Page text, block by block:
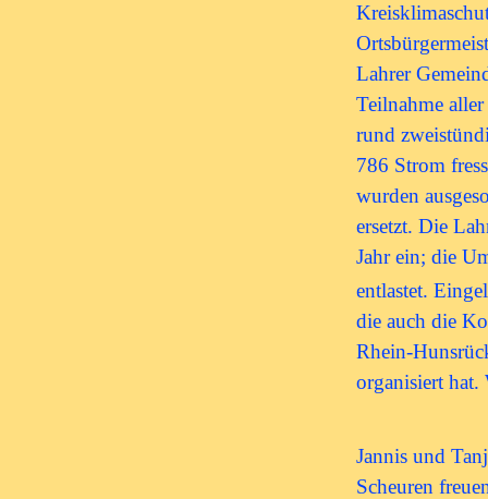
Lahrer
Teilnahme
rund
786 Strom
wurden
ersetzt. Die
Jahr ein; die
entlastet.
die auch die
Rhein-
organisiert hat.
Jannis und
Scheuren